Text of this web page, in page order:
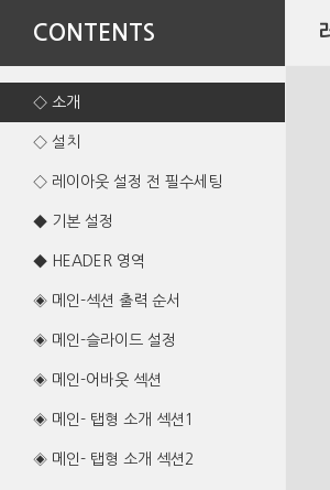
CONTENTS
◇ 소개
◇ 설치
◇ 레이아웃 설정 전 필수세팅
◆ 기본 설정
◆ HEADER 영역
◈ 메인-섹션 출력 순서
◈ 메인-슬라이드 설정
◈ 메인-어바웃 섹션
◈ 메인- 탭형 소개 섹션1
◈ 메인- 탭형 소개 섹션2